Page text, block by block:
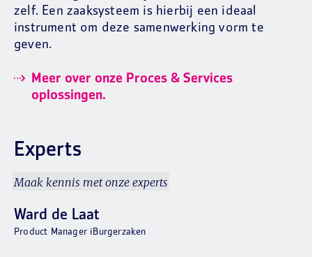
zelf. Een zaaksysteem is hierbij een ideaal
instrument om deze samenwerking vorm te
geven.
Meer over onze Proces & Services
oplossingen.
Experts
Maak kennis met onze experts
Ward de Laat
Product Manager iBurgerzaken